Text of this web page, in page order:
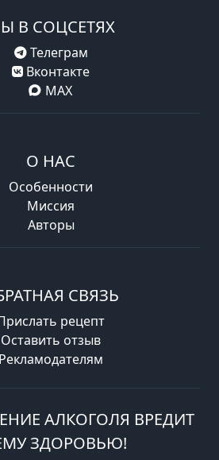
В СОЦСЕТЯХ
Телеграм
Вконтакте
MAX
О НАС
Особенности
Миссия
Авторы
СВЯЗЬ
рецепт
Оставить отзыв
Рекламодателям
АЛКОГОЛЯ ВРЕДИТ
ЗДОРОВЬЮ!